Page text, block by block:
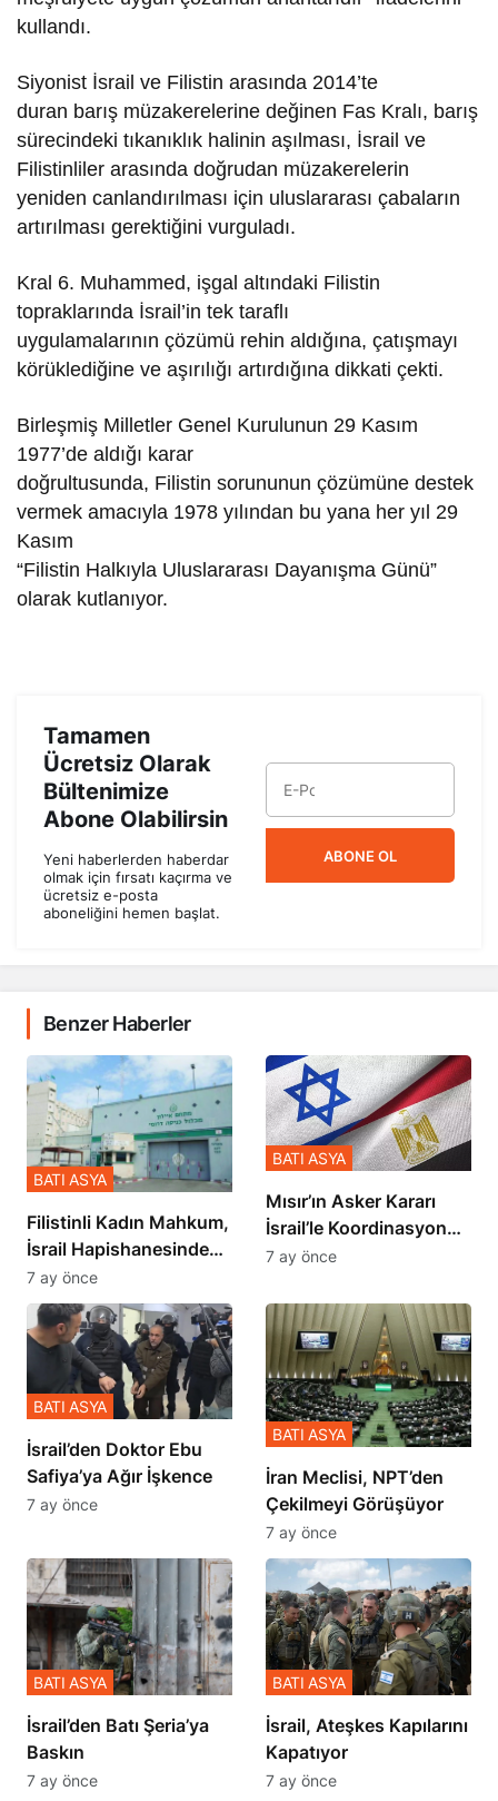
kullandı.
Siyonist İsrail ve Filistin arasında 2014’te
duran barış müzakerelerine değinen Fas Kralı, barış
sürecindeki tıkanıklık halinin aşılması, İsrail ve
Filistinliler arasında doğrudan müzakerelerin
yeniden canlandırılması için uluslararası çabaların
artırılması gerektiğini vurguladı.
Kral 6. Muhammed, işgal altındaki Filistin
topraklarında İsrail’in tek taraflı
uygulamalarının çözümü rehin aldığına, çatışmayı
körüklediğine ve aşırılığı artırdığına dikkati çekti.
Birleşmiş Milletler Genel Kurulunun 29 Kasım
1977’de aldığı karar
doğrultusunda, Filistin sorununun çözümüne destek
vermek amacıyla 1978 yılından bu yana her yıl 29
Kasım
“Filistin Halkıyla Uluslararası Dayanışma Günü”
olarak kutlanıyor.
Tamamen
Ücretsiz Olarak
Bültenimize
Abone Olabilirsin
Yeni haberlerden haberdar
olmak için fırsatı kaçırma ve
ücretsiz e-posta
aboneliğini hemen başlat.
ABONE OL
Benzer Haberler
Filistinli Kadın Mahkum,
İsrail Hapishanesindeki
Zulmü Anlattı
BATI ASYA
7 ay önce
Mısır’ın Asker Kararı
İsrail’le Koordinasyon
İçinde Gerçekleşmiş
BATI ASYA
7 ay önce
İsrail’den Doktor Ebu
Safiya’ya Ağır İşkence
BATI ASYA
7 ay önce
İran Meclisi, NPT’den
Çekilmeyi Görüşüyor
BATI ASYA
7 ay önce
​​​​​​​İsrail’den Batı Şeria’ya
Baskın
BATI ASYA
7 ay önce
İsrail, Ateşkes Kapılarını
Kapatıyor
BATI ASYA
7 ay önce